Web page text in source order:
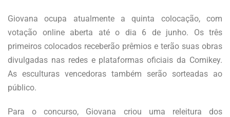
Giovana ocupa atualmente a quinta colocação, com
votação online aberta até o dia 6 de junho. Os três
primeiros colocados receberão prêmios e terão suas obras
divulgadas nas redes e plataformas oficiais da Comikey.
As esculturas vencedoras também serão sorteadas ao
público.
Para o concurso, Giovana criou uma releitura dos